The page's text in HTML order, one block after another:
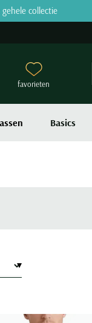
collectie
Basics
favorieten